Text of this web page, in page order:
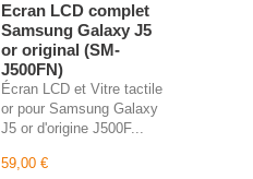
Écran LCD complet
Samsung Galaxy J5
or original (SM-
J500FN)
Écran LCD et Vitre tactile
or pour Samsung Galaxy
J5 or d'origine J500F...
59,00 €